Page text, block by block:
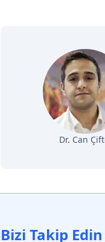
Dr. Can
Bizi Takip Edin